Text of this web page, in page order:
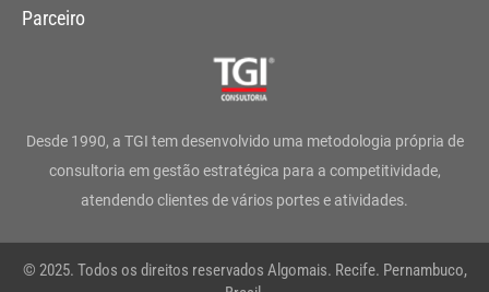
s
g
r
a
m
o
o
k
-
t
e
r
d
i
n
b
e
a
p
Parceiro
Desde 1990, a TGI tem desenvolvido uma metodologia própria de
consultoria em gestão estratégica para a competitividade,
atendendo clientes de vários portes e atividades.
© 2025. Todos os direitos reservados Algomais. Recife. Pernambuco,